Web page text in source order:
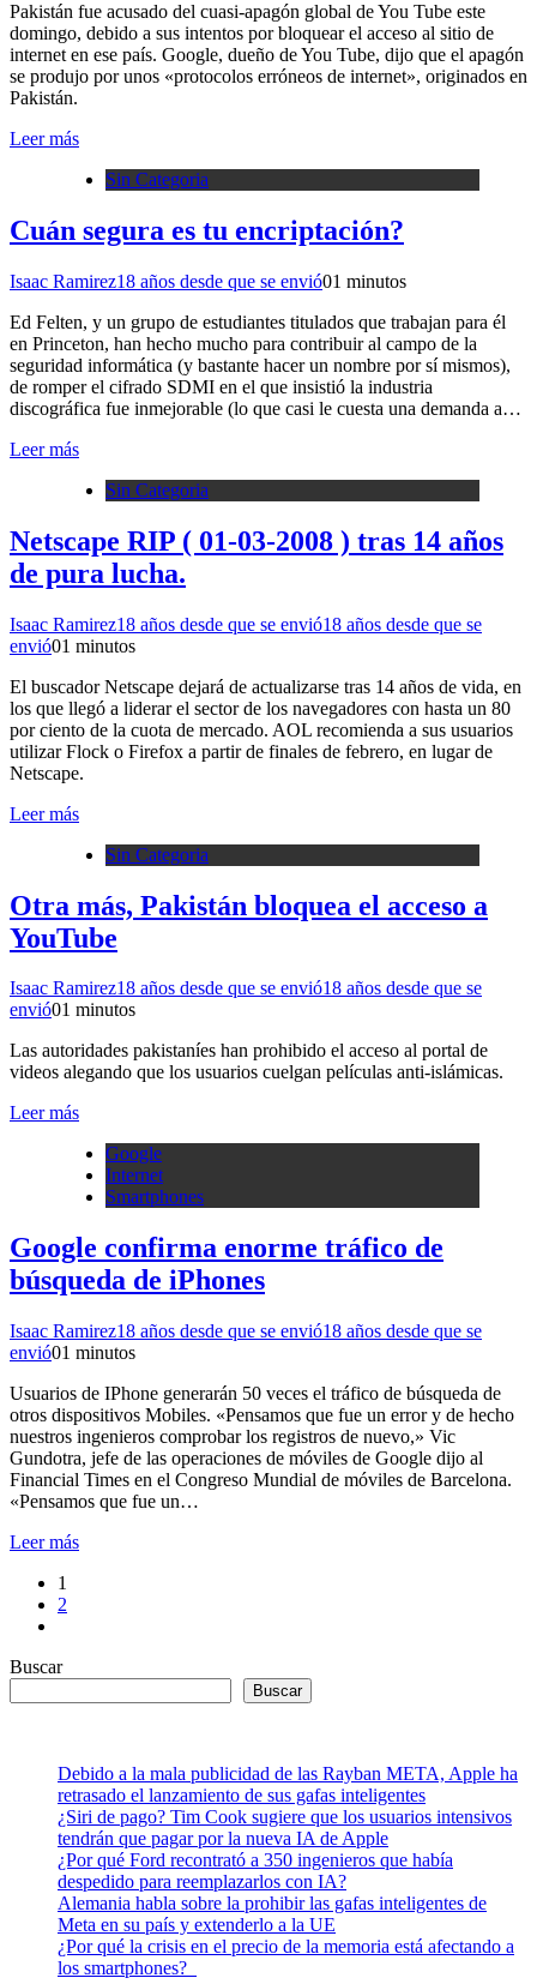
Pakistán fue acusado del cuasi-apagón global de You Tube este
domingo, debido a sus intentos por bloquear el acceso al sitio de
internet en ese país. Google, dueño de You Tube, dijo que el apagón
se produjo por unos «protocolos erróneos de internet», originados en
Pakistán.
Leer más
Sin Categoria
Cuán segura es tu encriptación?
Isaac Ramirez18 años desde que se envió01 minutos
Ed Felten, y un grupo de estudiantes titulados que trabajan para él
en Princeton, han hecho mucho para contribuir al campo de la
seguridad informática (y bastante hacer un nombre por sí mismos),
de romper el cifrado SDMI en el que insistió la industria
discográfica fue inmejorable (lo que casi le cuesta una demanda a…
Leer más
Sin Categoria
Netscape RIP ( 01-03-2008 ) tras 14 años
de pura lucha.
Isaac Ramirez18 años desde que se envió18 años desde que se
envió01 minutos
El buscador Netscape dejará de actualizarse tras 14 años de vida, en
los que llegó a liderar el sector de los navegadores con hasta un 80
por ciento de la cuota de mercado. AOL recomienda a sus usuarios
utilizar Flock o Firefox a partir de finales de febrero, en lugar de
Netscape.
Leer más
Sin Categoria
Otra más, Pakistán bloquea el acceso a
YouTube
Isaac Ramirez18 años desde que se envió18 años desde que se
envió01 minutos
Las autoridades pakistaníes han prohibido el acceso al portal de
videos alegando que los usuarios cuelgan películas anti-islámicas.
Leer más
Google
Internet
Smartphones
Google confirma enorme tráfico de
búsqueda de iPhones
Isaac Ramirez18 años desde que se envió18 años desde que se
envió01 minutos
Usuarios de IPhone generarán 50 veces el tráfico de búsqueda de
otros dispositivos Mobiles. «Pensamos que fue un error y de hecho
nuestros ingenieros comprobar los registros de nuevo,» Vic
Gundotra, jefe de las operaciones de móviles de Google dijo al
Financial Times en el Congreso Mundial de móviles de Barcelona.
«Pensamos que fue un…
Leer más
1
2
Buscar
Buscar
Debido a la mala publicidad de las Rayban META, Apple ha
retrasado el lanzamiento de sus gafas inteligentes
¿Siri de pago? Tim Cook sugiere que los usuarios intensivos
tendrán que pagar por la nueva IA de Apple
¿Por qué Ford recontrató a 350 ingenieros que había
despedido para reemplazarlos con IA?
Alemania habla sobre la prohibir las gafas inteligentes de
Meta en su país y extenderlo a la UE
¿Por qué la crisis en el precio de la memoria está afectando a
los smartphones?